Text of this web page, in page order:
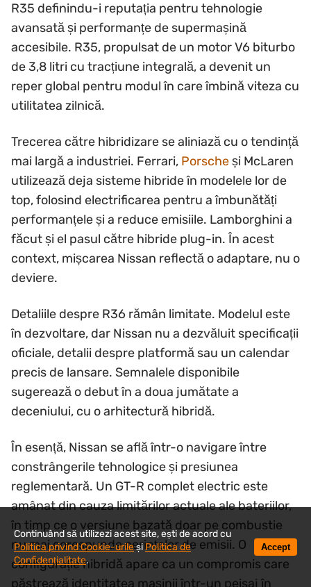
R35 definindu-i reputația pentru tehnologie
avansată și performanțe de supermașină
accesibile. R35, propulsat de un motor V6 biturbo
de 3,8 litri cu tracțiune integrală, a devenit un
reper global pentru modul în care îmbină viteza cu
utilitatea zilnică.
Trecerea către hibridizare se aliniază cu o tendință
mai largă a industriei. Ferrari, Porscheși McLaren
utilizează deja sisteme hibride în modelele lor de
top, folosind electrificarea pentru a îmbunătăți
performanțele și a reduce emisiile. Lamborghini a
făcut și el pasul către hibride plug-in. În acest
context, mișcarea Nissan reflectă o adaptare, nu o
deviere.
Detaliile despre R36 rămân limitate. Modelul este
în dezvoltare, dar Nissan nu a dezvăluit specificații
oficiale, detalii despre platformă sau un calendar
precis de lansare. Semnalele disponibile
sugerează o debut în a doua jumătate a
deceniului, cu o arhitectură hibridă.
În esență, Nissan se află într-o navigare între
constrângerile tehnologice și presiunea
reglementară. Un GT-R complet electric este
amânat din cauza limitărilor actuale ale bateriilor,
în timp ce o versiune bazată doar pe combustie
nu mai corespunde cerințelor de emisii. O
configurație hibridă apare ca un compromis care
păstrează identitatea mașinii într-un peisaj în
Continuând să utilizezi acest site, ești de acord cu
Politica privind Cookie-urileșiPolitica de
Confidențialitate.
Accept